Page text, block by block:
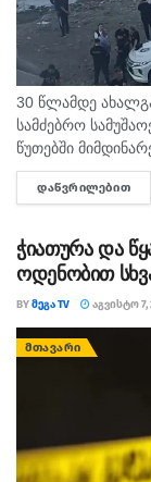
30 წლამდე
სამძებრო
წუთებში
ოპერაცია.
ᲓᲐᲬᲕᲠᲘᲚᲔᲑᲘᲗ
ჭიათურა და
ოდენობით
BYᲛᲔᲒᲐ TV ᲐᲒᲕᲘᲡᲢᲝ 7,
ᲛᲗᲐᲕᲐᲠᲘ